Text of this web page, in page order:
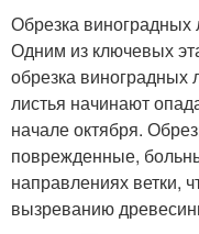
Обрезка виноградных
Одним из ключевых
обрезка виноградных
листья начинают
начале октября.
поврежденные,
направлениях ветки,
вызреванию